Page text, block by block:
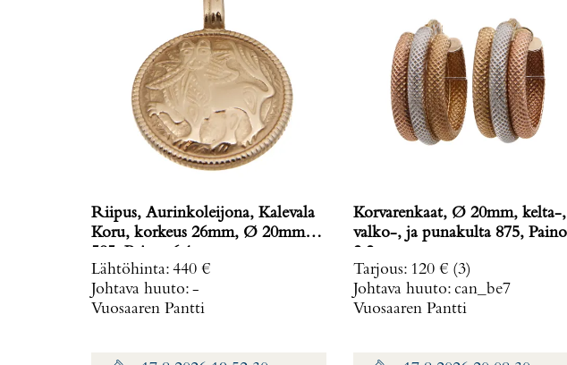
Riipus, Aurinkoleijona, Kalevala
Koru, korkeus 26mm, Ø 20mm,
Lähtöhinta: 440 €
Johtava huuto: -
Vuosaaren Pantti
Korvarenkaat, Ø 20mm, kelta-,
valko-, ja punakulta 875, Paino:
Tarjous: 120 € (3)
Johtava huuto: can_be7
Vuosaaren Pantti